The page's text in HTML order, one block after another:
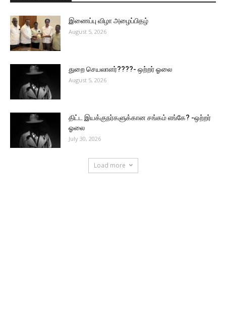
இணைப்பு விழா அழைப்பிதழ்
August 5, 2026
துறை செயலாளர்????- ஒற்றர் ஓலை
August 5, 2026
திட்ட இயக்குநர்களுக்கான சங்கம் எங்கே? -ஒற்றர்
ஓலை
July 30, 2026
Load more